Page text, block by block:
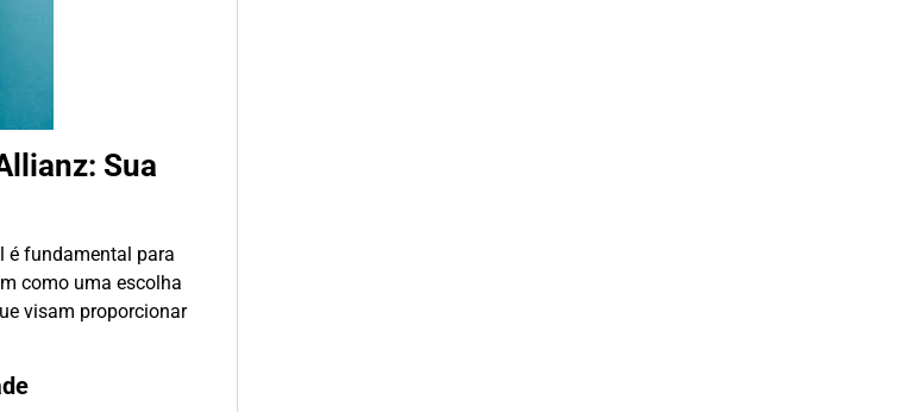
Sua
é fundamental para
como uma escolha
visam proporcionar